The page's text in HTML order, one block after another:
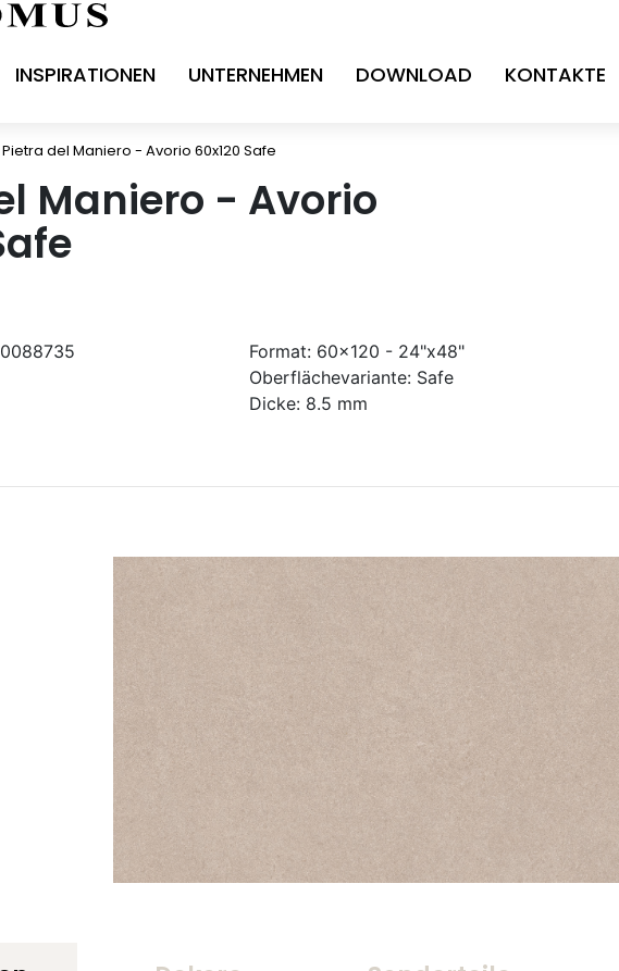
INSPIRATIONEN UNTERNEHMEN DOWNLOAD KONTAKTE
Pietra del Maniero - Avorio 60x120 Safe
Maniero - Avorio
Format: 60x120 - 24"x48"
Oberflächevariante: Safe
Dicke: 8.5 mm